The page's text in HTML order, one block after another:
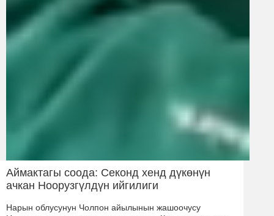
Аймактагы соода: Секонд хенд дүкөнүн
ачкан Ноорузгүлдүн ийгилиги
Нарын облусунун Чолпон айылынын жашоочусу